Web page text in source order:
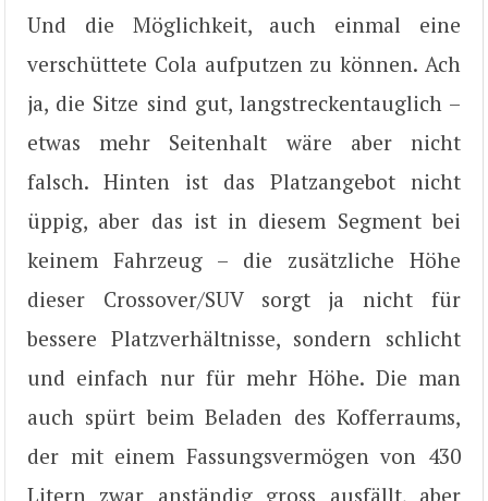
Und die Möglichkeit, auch einmal eine
verschüttete Cola aufputzen zu können. Ach
ja, die Sitze sind gut, langstreckentauglich –
etwas mehr Seitenhalt wäre aber nicht
falsch. Hinten ist das Platzangebot nicht
üppig, aber das ist in diesem Segment bei
keinem Fahrzeug – die zusätzliche Höhe
dieser Crossover/SUV sorgt ja nicht für
bessere Platzverhältnisse, sondern schlicht
und einfach nur für mehr Höhe. Die man
auch spürt beim Beladen des Kofferraums,
der mit einem Fassungsvermögen von 430
Litern zwar anständig gross ausfällt, aber